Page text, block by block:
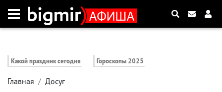
Какой праздник сегодня Гороскопы 2025
Главная Досуг